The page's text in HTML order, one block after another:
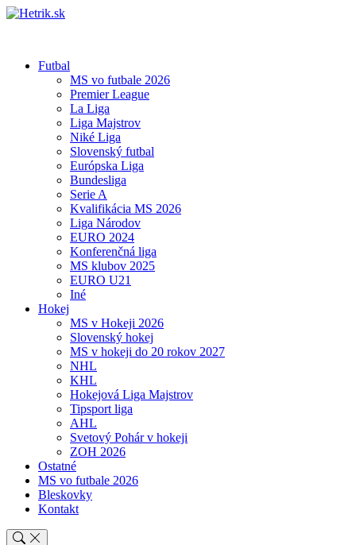
Futbal
MS vo futbale 2026
Premier League
La Liga
Liga Majstrov
Niké Liga
Slovenský futbal
Európska Liga
Bundesliga
Serie A
Kvalifikácia MS 2026
Liga Národov
EURO 2024
Konferenčná liga
MS klubov 2025
EURO U21
Iné
Hokej
MS v Hokeji 2026
Slovenský hokej
MS v hokeji do 20 rokov 2027
NHL
KHL
Hokejová Liga Majstrov
Tipsport liga
AHL
Svetový Pohár v hokeji
ZOH 2026
Ostatné
MS vo futbale 2026
Bleskovky
Kontakt